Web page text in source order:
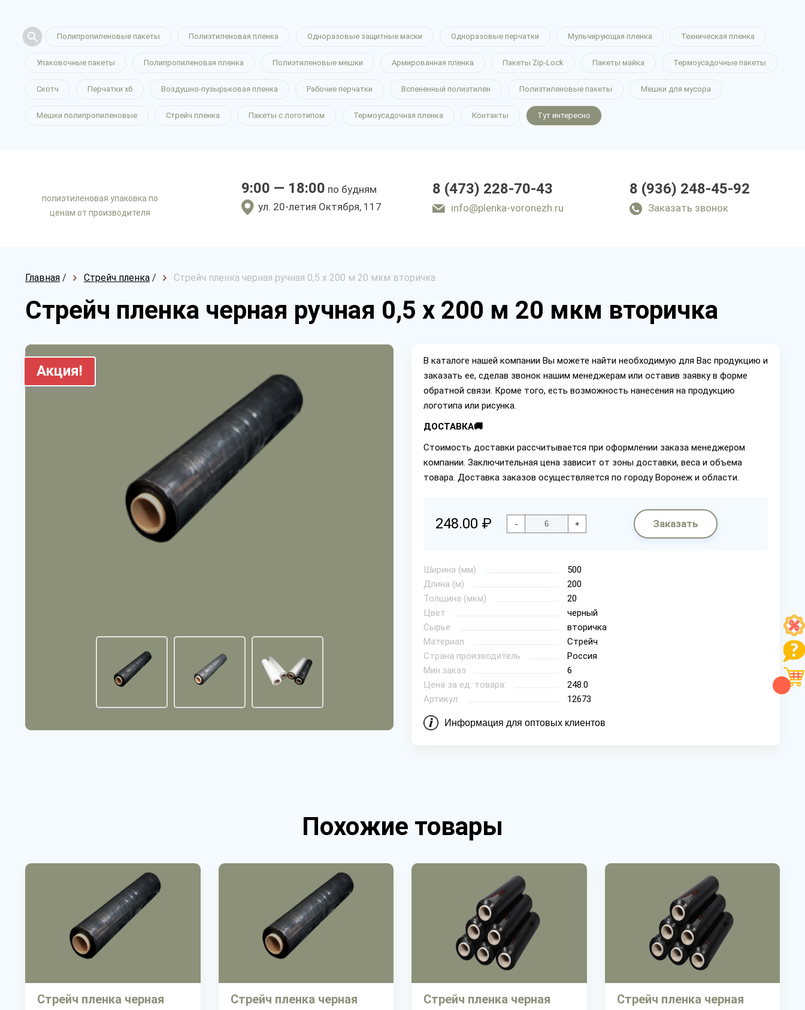
Полипропиленовые пакеты Полиэтиленовая пленка Одноразовые защитные маски Одноразовые перчатки Мульчирующая пленка Техническая пленка
Упаковочные пакеты Полипропиленовая пленка Полиэтиленовые мешки Армированная пленка Пакеты Zip-Lock Пакеты майка Термоусадочные пакеты
Скотч Перчатки хб Воздушно-пузырьковая пленка Рабочие перчатки Вспененный полиэтилен Полиэтиленовые пакеты Мешки для мусора
Мешки полипропиленовые Стрейч пленка Пакеты с логотипом Термоусадочная пленка Контакты Тут интересно
полиэтиленовая упаковка по
ценам от производителя
9:00 — 18:00 по будням
ул. 20-летия Октября, 117
8 (473) 228-70-43
info@plenka-voronezh.ru
8 (936) 248-45-92
Заказать звонок
Главная / Стрейч пленка / Стрейч пленка черная ручная 0,5 х 200 м 20 мкм вторичка
Стрейч пленка черная ручная 0,5 х 200 м 20 мкм вторичка
Акция!
В каталоге нашей компании Вы можете найти необходимую для Вас продукцию и
заказать ее, сделав звонок нашим менеджерам или оставив заявку в форме
обратной связи. Кроме того, есть возможность нанесения на продукцию
логотипа или рисунка.
ДОСТАВКА🚚
Стоимость доставки рассчитывается при оформлении заказа менеджером
компании. Заключительная цена зависит от зоны доставки, веса и объема
товара. Доставка заказов осуществляется по городу Воронеж и области.
248.00 ₽ - + Заказать
Ширина (мм)
500
Длина (м)
200
Толщина (мкм)
20
Цвет
черный
Сырье
вторичка
Материал
Стрейч
Страна производитель
Россия
Мин.заказ
6
Цена за ед. товара:
248.0
Артикул:
12673
Информация для оптовых клиентов
Похожие товары
Стрейч пленка черная
Стрейч пленка черная
Стрейч пленка черная
Стрейч пленка черная